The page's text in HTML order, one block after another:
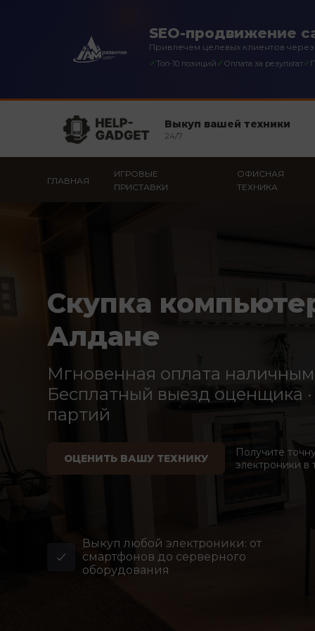
SEO-продвижение
Привлечем целевых клиентов
✓Топ-10 позиций ✓ Оплата за результат✓
Выкуп вашей техники
24/7
ГЛАВНАЯ
ИГРОВЫЕ
ПРИСТАВКИ
ОФИСНАЯ
ТЕХНИКА
Скупка
Алдане
Мгновенная оплата
Бесплатный выезд оценщика
партий
ОЦЕНИТЬ ВАШУ ТЕХНИКУ
Получите
электроники в
Выкуп любой электроники: от
смартфонов до серверного
оборудования